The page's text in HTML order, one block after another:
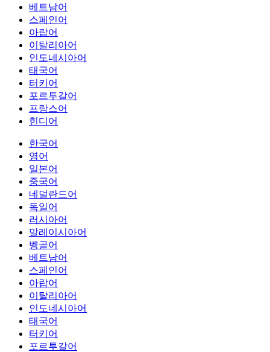
베트남어
스페인어
아랍어
이탈리아어
인도네시아어
태국어
터키어
포르투갈어
프랑스어
힌디어
한국어
영어
일본어
중국어
네덜란드어
독일어
러시아어
말레이시아어
벵골어
베트남어
스페인어
아랍어
이탈리아어
인도네시아어
태국어
터키어
포르투갈어